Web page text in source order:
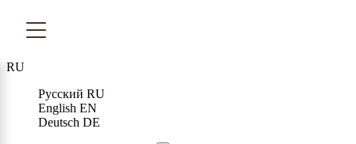
RU
Русский RU
English EN
Deutsch DE